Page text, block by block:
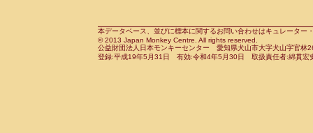
CercopithecidaePapio anubis(0)
CercopithecidaePapio cynocephalus
CercopithecidaePapio hamadryas(0)
CebidaeSaguinus leucopus(0)
CebidaeSaguinus midas(0)
Cebidae Saguinus mystax(0)
本データベース、並びに標本に関するお問い合わせはキュレータ
© 2013 Japan Monkey Centre. All rights reserved.
公益財団法人日本モンキーセンター 愛知県犬山市大字犬山字官
登録:平成19年5月31日 有効:令和4年5月30日 取扱責任者:綿貫宏